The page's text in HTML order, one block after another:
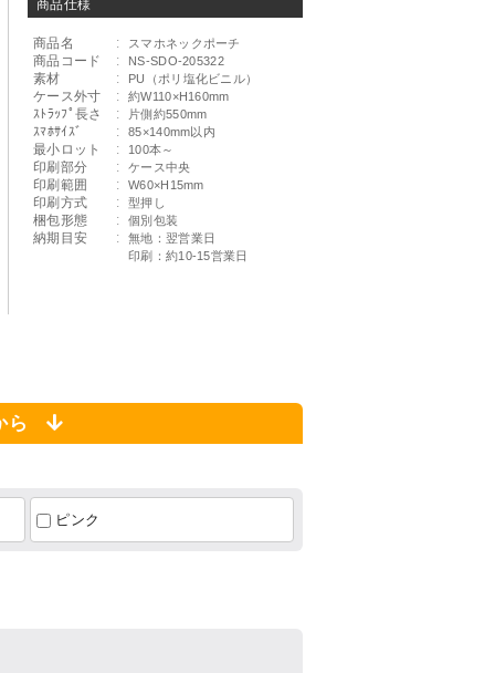
商品仕様
商品名 : スマホネックポーチ
商品コード : NS-SDO-205322
素材 : PU（ポリ塩化ビニル）
ケース外寸 : 約W110×H160mm
ｽﾄﾗｯﾌﾟ長さ : 片側約550mm
ｽﾏﾎｻｲｽﾞ : 85×140mm以内
最小ロット : 100本～
印刷部分 : ケース中央
印刷範囲 : W60×H15mm
印刷方式 : 型押し
梱包形態 : 個別包装
納期目安 :
無地：翌営業日
印刷：約10-15営業日
ら
ピンク